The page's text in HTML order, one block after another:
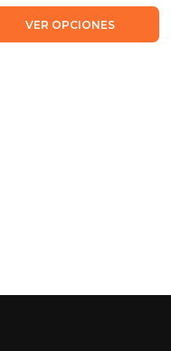
VER OPCIONES